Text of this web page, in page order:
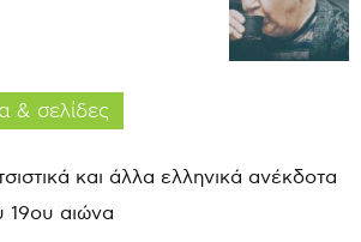
& σελίδες
και άλλα ελληνικά ανέκδοτα
19ου αιώνα